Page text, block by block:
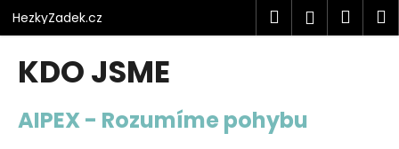
na
obsah
HezkyZadek.cz Hledat
KDO JSME
AIPEX - Rozumíme pohybu
K
o
o